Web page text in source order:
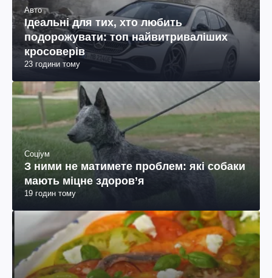
Авто
Ідеальні для тих, хто любить
подорожувати: топ найвитриваліших
кросоверів
23 години тому
Соціум
З ними не матимете проблем: які собаки
мають міцне здоров’я
19 годин тому